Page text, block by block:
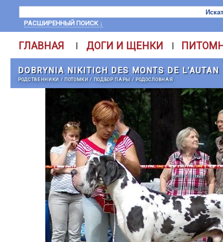
РАСШИРЕННЫЙ ПОИСК ↓
ГЛАВНАЯ | ДОГИ И ЩЕНКИ |
DOBRYNIA NIKITICH DES MONTS DE L'AUTAN
РОДСТВЕННИКИ / ПОТОМКИ/ ПОДБОР ПАРЫ / РОДОСЛОВНАЯ